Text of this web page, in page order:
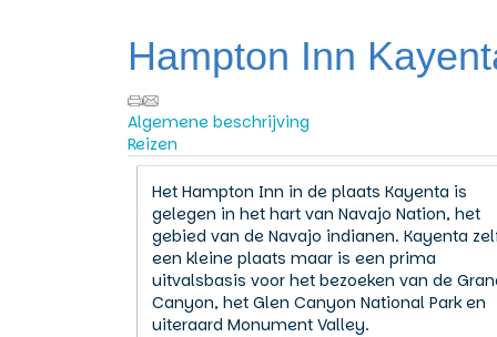
Hampton Inn
Algemene beschrijving
Reizen
Het Hampton Inn in de plaats Kayenta is
gelegen in het hart van Navajo Nation, het
gebied van de Navajo indianen. Kayenta
een kleine plaats maar is een prima
uitvalsbasis voor het bezoeken van de
Canyon, het Glen Canyon National Park en
uiteraard Monument Valley.